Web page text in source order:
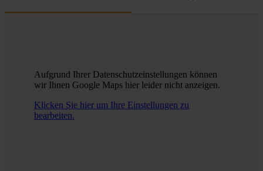
Aufgrund Ihrer Datenschutzeinstellungen können
wir Ihnen Google Maps hier leider nicht anzeigen.
Klicken Sie hier um Ihre Einstellungen zu
bearbeiten.